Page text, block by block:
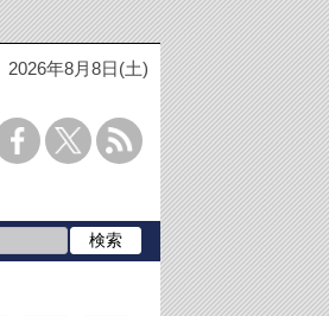
2026年8月8日(土)